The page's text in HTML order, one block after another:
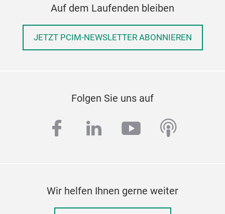
Auf dem Laufenden bleiben
JETZT PCIM-NEWSLETTER ABONNIEREN
Folgen Sie uns auf
facebook
linkedinyoutube
Wir helfen Ihnen gerne weiter